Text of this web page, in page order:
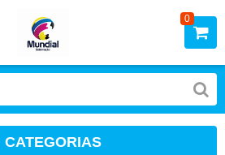
0
CATEGORIAS